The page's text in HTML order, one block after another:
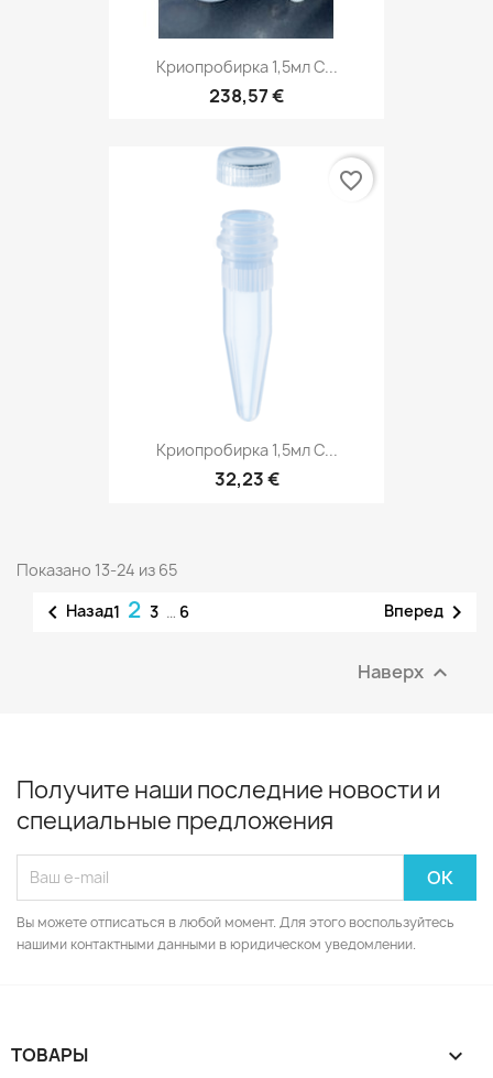
Криопробирка 1,5мл С...
238,57 €
Криопробирка 1,5мл С...
32,23 €
favorite_border
Показано 13-24 из 65
 Назад1 2 3 … 6 Вперед 
Наверх 
Получите наши последние новости и
специальные предложения
Вы можете отписаться в любой момент. Для этого воспользуйтесь
нашими контактными данными в юридическом уведомлении.
ТОВАРЫ 